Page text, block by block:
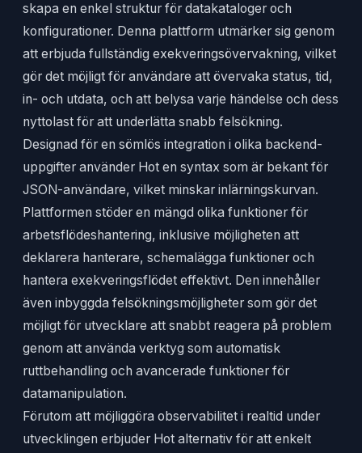
skapa en enkel struktur för datakataloger och
konfigurationer. Denna plattform utmärker sig genom
att erbjuda fullständig exekveringsövervakning, vilket
gör det möjligt för användare att övervaka status, tid,
in- och utdata, och att belysa varje händelse och dess
nyttolast för att underlätta snabb felsökning.
Designad för en sömlös integration i olika backend-
uppgifter använder Hot en syntax som är bekant för
JSON-användare, vilket minskar inlärningskurvan.
Plattformen stöder en mängd olika funktioner för
arbetsflödeshantering, inklusive möjligheten att
deklarera hanterare, schemalägga funktioner och
hantera exekveringsflödet effektivt. Den innehåller
även inbyggda felsökningsmöjligheter som gör det
möjligt för utvecklare att snabbt reagera på problem
genom att använda verktyg som automatisk
ruttbehandling och avancerade funktioner för
datamanipulation.
Förutom att möjliggöra observabilitet i realtid under
utvecklingen erbjuder Hot alternativ för att enkelt